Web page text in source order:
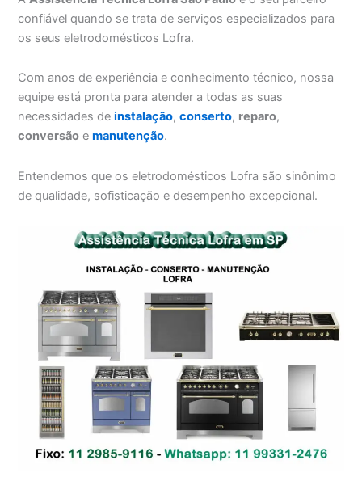
confiável quando se trata de serviços especializados para
os seus eletrodomésticos Lofra.
Com anos de experiência e conhecimento técnico, nossa
equipe está pronta para atender a todas as suas
necessidades deinstalação,conserto, reparo,
conversão emanutenção.
Entendemos que os eletrodomésticos Lofra são sinônimo
de qualidade, sofisticação e desempenho excepcional.